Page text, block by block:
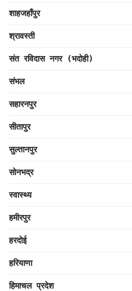
शाहजहाँपुर
श्रावस्ती
संत रविदास नगर (भदोही)
संभल
सहारनपुर
सीतापुर
सुल्तानपुर
सोनभद्र
स्वास्थ्य
हमीरपुर
हरदोई
हरियाणा
हिमाचल प्रदेश